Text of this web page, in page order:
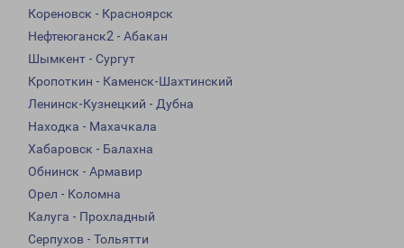
Кореновск - Красноярск
Нефтеюганск2 - Абакан
Шымкент - Сургут
Кропоткин - Каменск-Шахтинский
Ленинск-Кузнецкий - Дубна
Находка - Махачкала
Хабаровск - Балахна
Обнинск - Армавир
Орел - Коломна
Калуга - Прохладный
Серпухов - Тольятти